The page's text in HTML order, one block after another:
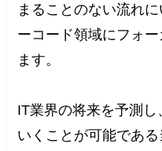
まることのない流れ
ーコード領域にフォ
ます。
IT業界の将来を予測
いくことが可能であ